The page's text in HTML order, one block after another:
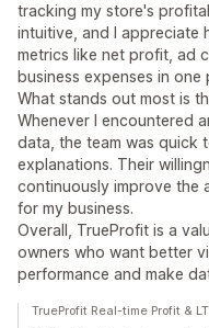
tracking my store's
intuitive, and I appreciate
metrics like net profit, ad
business expenses in one
What stands out most is
Whenever I encountered
data, the team was quick
explanations. Their
continuously improve the
for my business.
Overall, TrueProfit is a
owners who want better
performance and make
TrueProfit Real-time Profit &